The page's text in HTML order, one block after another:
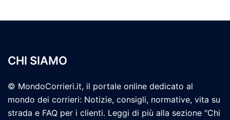
CHI SIAMO
© MondoCorrieri.it, il portale online dedicato al
mondo dei corrieri: Notizie, consigli, normative, vita su
strada e FAQ per i clienti. Leggi di più alla sezione "Chi